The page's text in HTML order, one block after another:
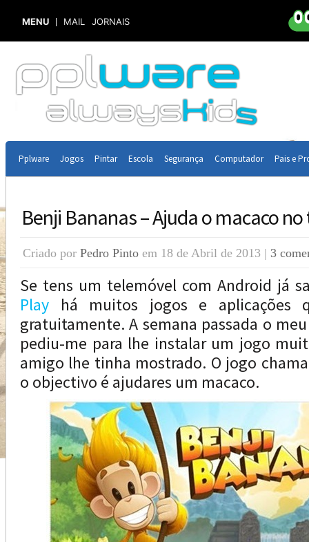
MENU MAIL JORNAIS
Pplware Jogos Pintar Escola Segurança Computador Pais e
Benji Bananas – Ajuda o macaco
Criado por Pedro Pinto em 18 de Abril de 2013 | 3
Se tens um telemóvel com Android já
Play há muitos jogos e aplicações
gratuitamente. A semana passada o
pediu-me para lhe instalar um jogo
amigo lhe tinha mostrado. O jogo
o objectivo é ajudares um macaco.